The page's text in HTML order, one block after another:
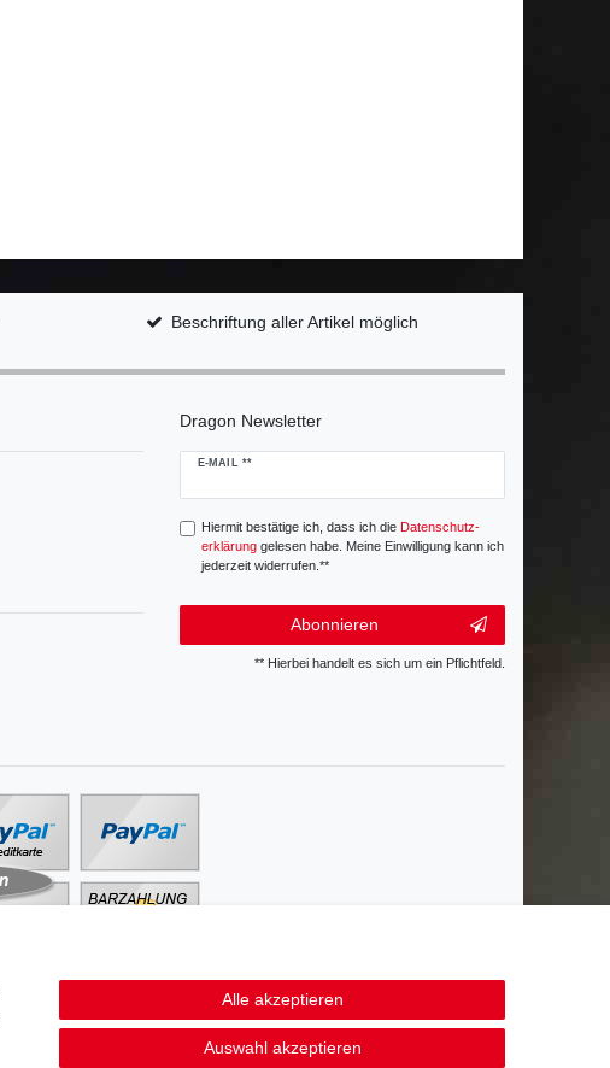
Beschriftung aller Artikel möglich
Dragon Newsletter
E-MAIL **
Newsletter
Hiermit bestätige ich, dass ich die Daten­schutz­
erklärunggelesen habe. Meine Einwilligung kann ich
jederzeit widerrufen.**
Abonnieren
** Hierbei handelt es sich um ein Pflichtfeld.
Alle akzeptieren
Auswahl akzeptieren